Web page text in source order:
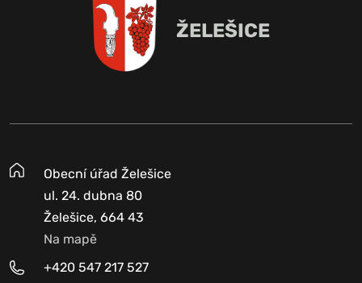
ŽELEŠICE
Obecní úřad Želešice
ul. 24. dubna 80
Želešice, 664 43
Na mapě
+420 547 217 527